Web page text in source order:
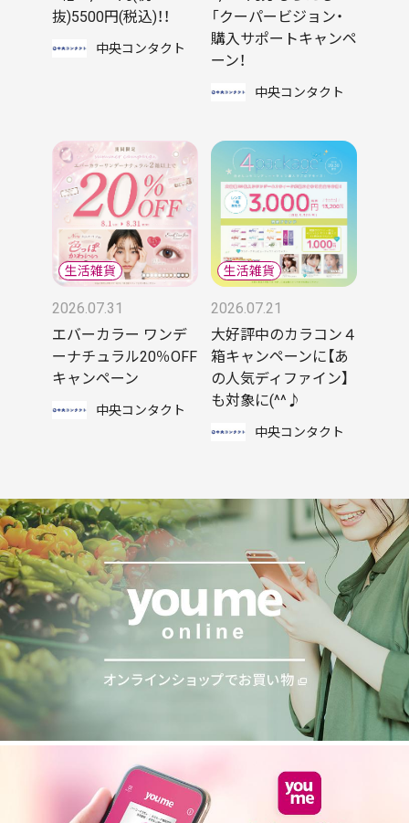
抜)5500円(税込)！！
中央コンタクト
「クーパービジョン・
購入サポートキャンペ
ーン！
中央コンタクト
2026.07.31
エバーカラー ワンデ
ーナチュラル20％OFF
キャンペーン
中央コンタクト
2026.07.21
大好評中のカラコン４
箱キャンペーンに【あ
の人気ディファイン】
も対象に(^^♪
中央コンタクト